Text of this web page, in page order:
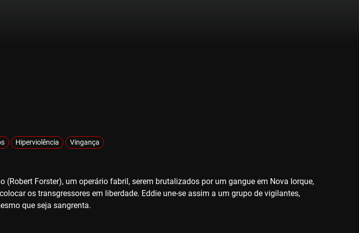
Hiperviolência Vingança
(Robert Forster), um operário fabril, serem brutalizados por um gangue em Nova Iorque,
os transgressores em liberdade. Eddie une-se assim a um grupo de vigilantes,
que seja sangrenta.